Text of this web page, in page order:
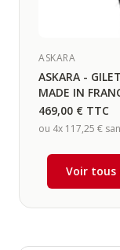
ASKARA
ASKARA -
MADE IN
469,00 € TTC
ou 4x 117,25 €
Voir